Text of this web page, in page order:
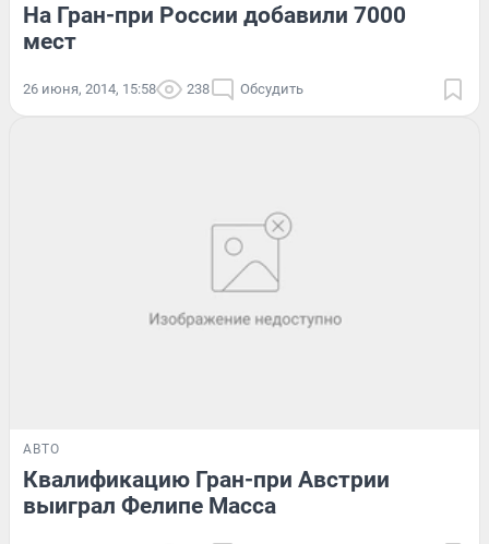
На Гран-при России добавили 7000
мест
26 июня, 2014, 15:58 238 Обсудить
АВТО
Квалификацию Гран-при Австрии
выиграл Фелипе Масса